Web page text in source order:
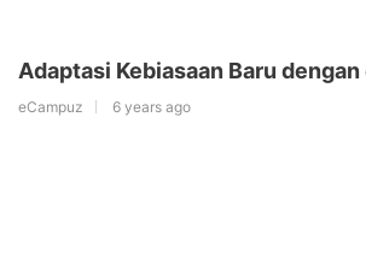
Adaptasi Kebiasaan Baru
eCampuz 6 years ago